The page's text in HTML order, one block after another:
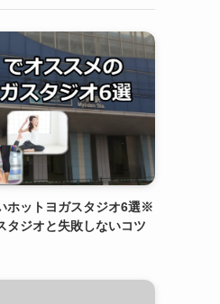
ホットヨガスタジオ6選※
タジオと失敗しないコツ